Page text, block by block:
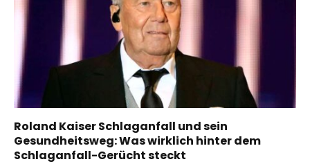
Roland Kaiser Schlaganfall und sein
Gesundheitsweg: Was wirklich hinter dem
Schlaganfall-Gerücht steckt